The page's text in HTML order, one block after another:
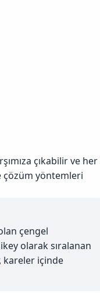
çıkabilir ve her
çözüm yöntemleri
çengel
olarak sıralanan
kareler içinde